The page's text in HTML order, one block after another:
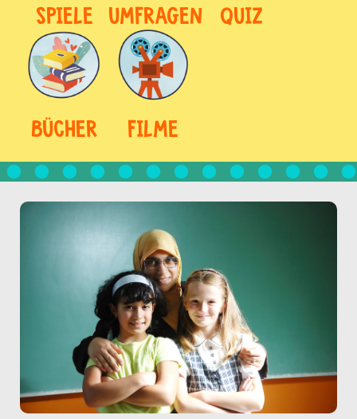
SPIELE UMFRAGEN QUIZ
BÜCHER FILME